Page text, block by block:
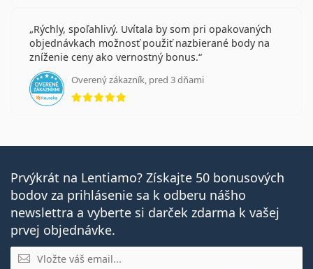
Rýchly, spoľahlivý. Uvítala by som pri opakovaných
objednávkach možnosť použiť nazbierané body na
zníženie ceny ako vernostný bonus.
Overený zákazník, pred 3 dňami
hodnotenie 5 z 5
Prvýkrát na Lentiamo? Získajte 50 bonusových
bodov za prihlásenie sa k odberu nášho
newslettra a vyberte si darček zdarma k vašej
prvej objednávke.
E-mail